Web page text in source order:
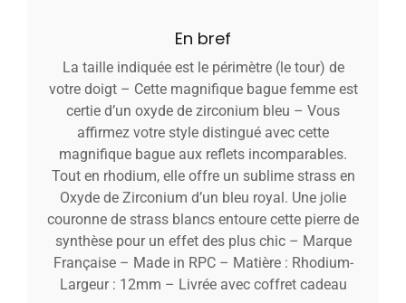
En bref
La taille indiquée est le périmètre (le tour) de
votre doigt – Cette magnifique bague femme est
certie d’un oxyde de zirconium bleu – Vous
affirmez votre style distingué avec cette
magnifique bague aux reflets incomparables.
Tout en rhodium, elle offre un sublime strass en
Oxyde de Zirconium d’un bleu royal. Une jolie
couronne de strass blancs entoure cette pierre de
synthèse pour un effet des plus chic – Marque
Française – Made in RPC – Matière : Rhodium-
Largeur : 12mm – Livrée avec coffret cadeau